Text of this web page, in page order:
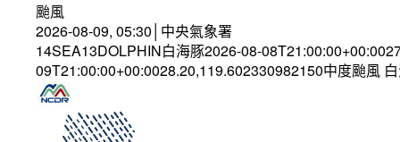
颱風
2026-08-09, 05:30│中央氣象署
14SEA13DOLPHIN白海豚2026-08-
09T21:00:00+00:0028.20,119.602330982150中度颱風